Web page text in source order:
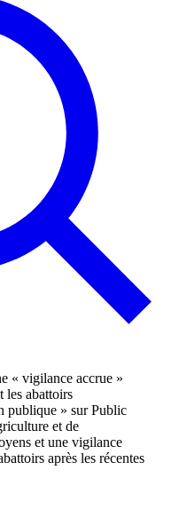
publique » sur Public
et de
et une vigilance
après les récentes